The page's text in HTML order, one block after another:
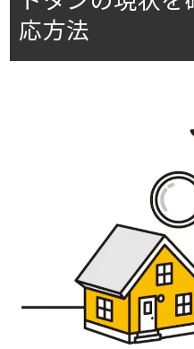
応方法